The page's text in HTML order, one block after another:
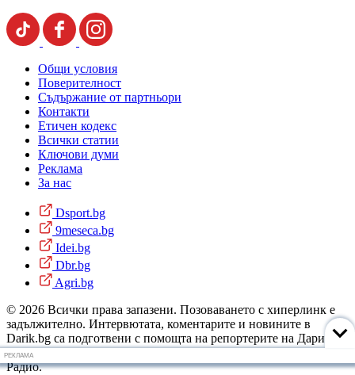
Общи условия
Поверителност
Съдържание от партньори
Контакти
Етичен кодекс
Всички статии
Ключови думи
Реклама
За нас
Dsport.bg
9meseca.bg
Idei.bg
Dbr.bg
Agri.bg
© 2026 Всички права запазени. Позоваването с хиперлинк е
задължително. Интервютата, коментарите и новините в
Darik.bg са подготвени с помощта на репортерите на Дарик
Радио и новинарските емисии на радиото. Снимки: Дарик
Радио.
РЕКЛАМА